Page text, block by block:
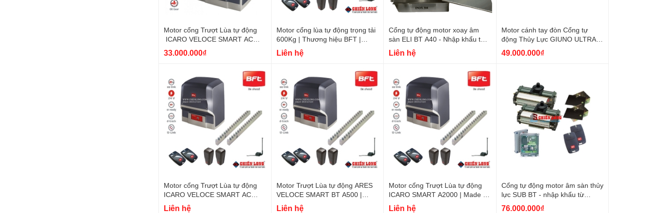
Motor cổng Trượt Lùa tự động
ICARO VELOCE SMART AC
A2000 | Made in Italy
33.000.000₫
Motor cổng lùa tự động trọng tải
600Kg | Thương hiệu BFT |
Nhập khẩu Italy
Liên hệ
Cổng tự động motor xoay âm
sàn ELI BT A40 - Nhập khẩu từ
ITALY
Liên hệ
Motor cánh tay đòn Cổng tự
động Thủy Lực GIUNO ULTRA
BT A50 | Made in Italy
49.000.000₫
Motor cổng Trượt Lùa tự động
ICARO VELOCE SMART AC
A1000 | Made in Italy
Liên hệ
Motor Trượt Lùa tự động ARES
VELOCE SMART BT A500 |
Made in Italy
Liên hệ
Motor cổng Trượt Lùa tự động
ICARO SMART A2000 | Made in
Italy
Liên hệ
Cổng tự động motor âm sàn thủy
lực SUB BT - nhập khẩu từ
ITALY
76.000.000₫